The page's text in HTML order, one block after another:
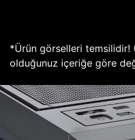
*Ürün görselleri temsilidir!
olduğunuz içeriğe göre